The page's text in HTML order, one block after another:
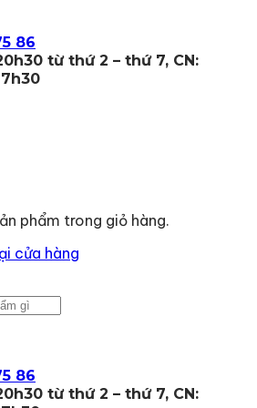
86
từ thứ 2 – thứ 7, CN:
phẩm trong giỏ hàng.
cửa hàng
86
từ thứ 2 – thứ 7, CN: